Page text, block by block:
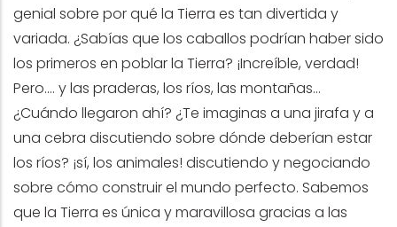
genial sobre por qué la Tierra es tan divertida y
variada. ¿Sabías que los caballos podrían haber sido
los primeros en poblar la Tierra? ¡Increíble, verdad!
Pero…. y las praderas, los ríos, las montañas…
¿Cuándo llegaron ahí? ¿Te imaginas a una jirafa y a
una cebra discutiendo sobre dónde deberían estar
los ríos? ¡sí, los animales! discutiendo y negociando
sobre cómo construir el mundo perfecto. Sabemos
que la Tierra es única y maravillosa gracias a las